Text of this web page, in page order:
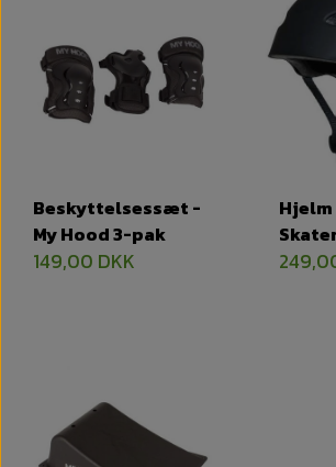
Beskyttelsessæt -
My Hood 3-pak
149,00 DKK
Hjelm